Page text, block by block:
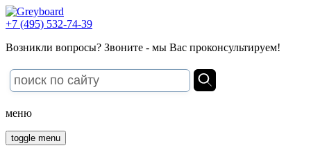
+7 (495) 532-74-39
Возникли вопросы? Звоните - мы Вас проконсультируем!
меню
toggle menu